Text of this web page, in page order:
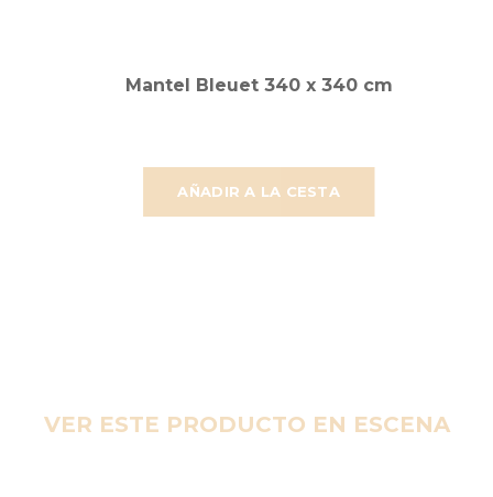
AÑADIR A LA CESTA
Mantel Bleuet 340 x 340 cm
VER ESTE PRODUCTO EN ESCENA